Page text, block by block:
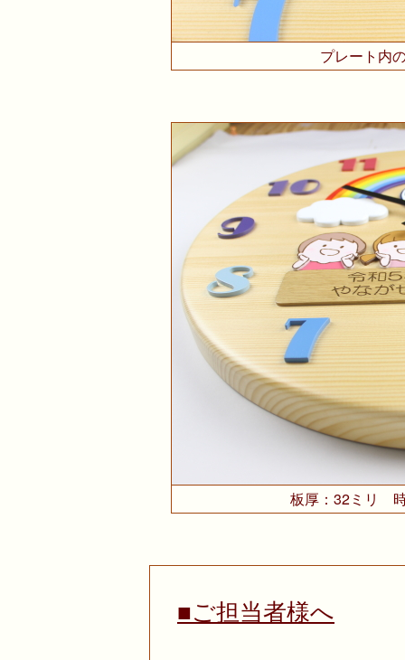
プレート内
板厚：32ミリ
■ご担当者様へ